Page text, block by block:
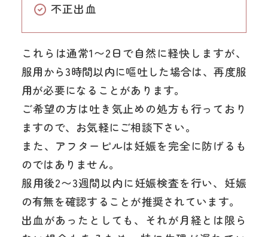
不正出血
これらは通常1〜2日で自然に軽快しますが、
服用から3時間以内に嘔吐した場合は、再度服
用が必要になることがあります。
ご希望の方は吐き気止めの処方も行っており
ますので、お気軽にご相談下さい。
また、アフターピルは妊娠を完全に防げるも
のではありません。
服用後2〜3週間以内に妊娠検査を行い、妊娠
の有無を確認することが推奨されています。
出血があったとしても、それが月経とは限ら